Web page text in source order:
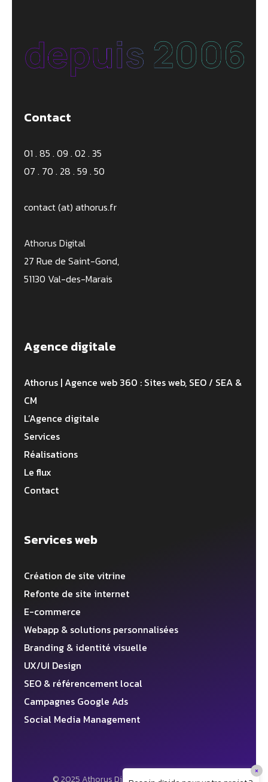
Contact
01 . 85 . 09 . 02 . 35
07 . 70 . 28 . 59 . 50
contact (at) athorus.fr
Athorus Digital
27 Rue de Saint-Gond,
51130 Val-des-Marais
Agence digitale
Athorus | Agence web 360 : Sites web, SEO / SEA &
CM
L’Agence digitale
Services
Réalisations
Le flux
Contact
Services web
Création de site vitrine
Refonte de site internet
E-commerce
Webapp & solutions personnalisées
Branding & identité visuelle
UX/UI Design
SEO & référencement local
Campagnes Google Ads
Social Media Management
© 2025 Athorus Digital ✦ Agence web 360°
×